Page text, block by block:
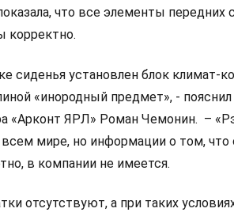
что все элементы передних
корректно.
сиденья установлен блок климат-
«инородный предмет», -
«Арконт ЯРЛ» Роман Чемонин. –
всем мире, но информации о том, что
в компании не имеется.
отсутствуют, а при таких